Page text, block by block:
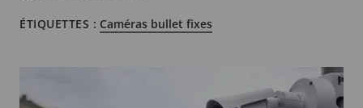
ÉTIQUETTES : Caméras bullet fixes